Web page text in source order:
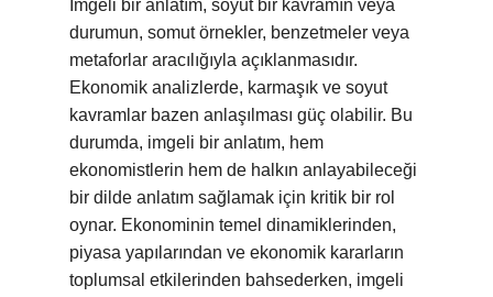
Imgeli bir anlatım, soyut bir kavramın veya
durumun, somut örnekler, benzetmeler veya
metaforlar aracılığıyla açıklanmasıdır.
Ekonomik analizlerde, karmaşık ve soyut
kavramlar bazen anlaşılması güç olabilir. Bu
durumda, imgeli bir anlatım, hem
ekonomistlerin hem de halkın anlayabileceği
bir dilde anlatım sağlamak için kritik bir rol
oynar. Ekonominin temel dinamiklerinden,
piyasa yapılarından ve ekonomik kararların
toplumsal etkilerinden bahsederken, imgeli